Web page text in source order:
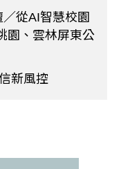
從AI智慧校園
園、雲林屏東公
新風控